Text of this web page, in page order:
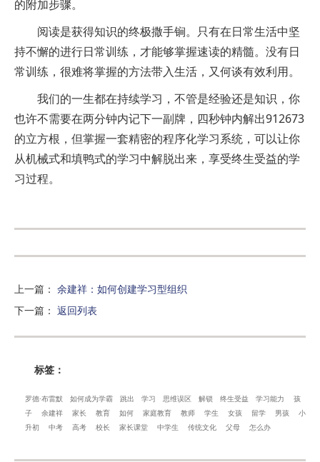
的附加步骤。
阅读是获得知识的终极撒手锏。只有在日常生活中坚
持不懈的进行日常训练，才能够掌握速读的精髓。没有日
常训练，很难将掌握的方法带入生活，又何谈有效利用。
我们的一生都在持续学习，不管是经验还是知识，你
也许不需要在两分钟内记下一副牌，四秒钟内解出912673
的立方根，但掌握一套精密的程序化学习系统，可以让你
从机械式和填鸭式的学习中解脱出来，享受终生受益的学
习过程。
上一篇 ： 余建祥：如何创建学习型组织
下一篇 ： 返回列表
标签：
罗德·布雷默 如何成为学霸 跳出 学习 思维误区 解锁 终生受益 学习能力
孩
子
余建祥 家长 教育 如何 家庭教育 教师 学生 女孩 留学 男孩
小
升初
中考 高考 校长 家长课堂 中学生 传统文化 父母 怎么办